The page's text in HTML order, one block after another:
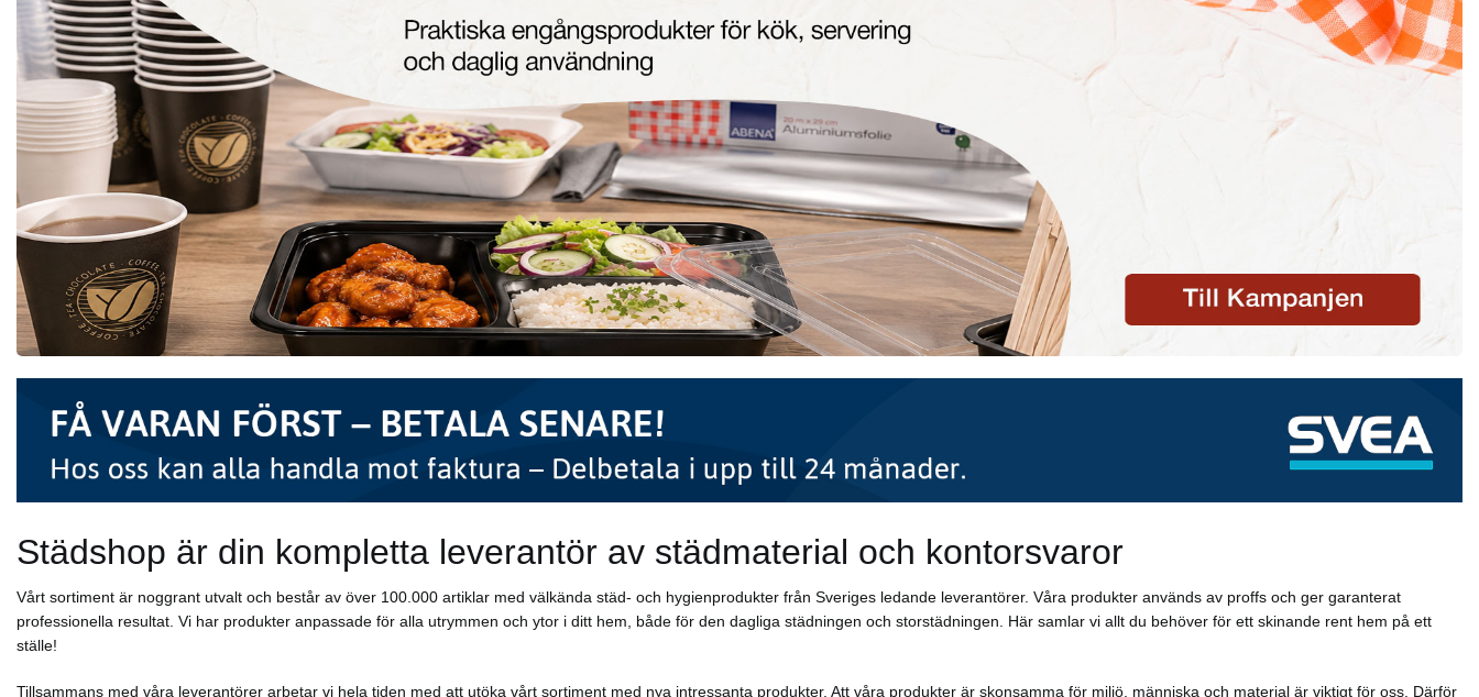
Städshop är din kompletta leverantör av städmaterial och kontorsvaror
Vårt sortiment är noggrant utvalt och består av över 100.000 artiklar med välkända städ- och hygienprodukter från Sveriges ledande leverantörer. Våra produkter används av proffs och ger garanterat
professionella resultat. Vi har produkter anpassade för alla utrymmen och ytor i ditt hem, både för den dagliga städningen och storstädningen. Här samlar vi allt du behöver för ett skinande rent hem på ett
ställe!
Tillsammans med våra leverantörer arbetar vi hela tiden med att utöka vårt sortiment med nya intressanta produkter. Att våra produkter är skonsamma för miljö, människa och material är viktigt för oss. Därför